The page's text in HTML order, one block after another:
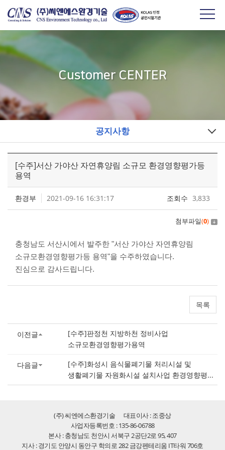
Customer CENTER
공지사항
[수주]서산 가야산 자연휴양림 소규모 환경영향평가등
용역
환경부 2021-09-16 16:31:17 조회수 3,833
첨부파일(0)
충청남도 서산시에서 발주한 "서산 가야산 자연휴양림
소규모환경영향평가등 용역"을 수주하였습니다.
진심으로 감사드립니다.
목록
이전글
[수주]판정천 지방하천 정비사업
소규모환경영향평가용역
다음글
[수주]화성시 음식물폐기물 처리시설 및
생활폐기물 자원화시설 설치사업 환경영향평...
(주) 씨엔에스환경기술
대표이사 : 조중상
사업자등록번호 : 135-86-06788
본사 : 충청남도 천안시 서북구 2공단2로 95, 407
지사 : 경기도 안양시 동안구 학의로 282 금강펜테리움 IT타워 706호